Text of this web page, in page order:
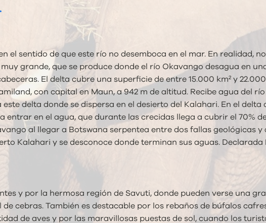
el sentido de que este río no desemboca en el mar. En realidad,
grande, que se produce donde el río Okavango desagua en
El delta cubre una superficie de entre 15.000 km² y
con capital en Maun, a 942 m de altitud. Recibe agua del
delta donde se dispersa en el desierto del Kalahari. En el delta
entrar en el agua, que durante las crecidas llega a cubrir el 70%
al llegar a Botswana serpentea entre dos fallas geológicas
Kalahari y se desconoce donde terminan sus aguas.
y por la hermosa región de Savuti, donde pueden verse una
cebras. También es destacable por los rebaños de búfalos
de aves y por las maravillosas puestas de sol, cuando los